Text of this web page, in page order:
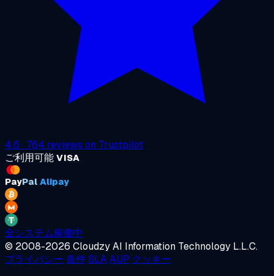
4.6 · 764 reviews on Trustpilot
ご利用可能 VISA
PayPal Alipay
全システム稼働中
© 2008-2026 Cloudzy AI Information Technology L.L.C.
プライバシー 条件SLAAUP クッキー